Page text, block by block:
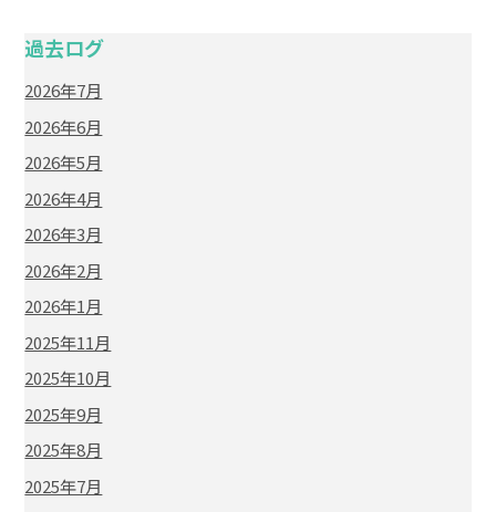
過去ログ
2026年7月
2026年6月
2026年5月
2026年4月
2026年3月
2026年2月
2026年1月
2025年11月
2025年10月
2025年9月
2025年8月
2025年7月